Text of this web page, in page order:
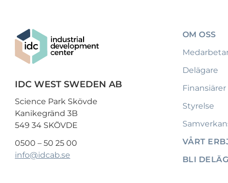
IDC WEST SWEDEN AB
Science Park Skövde
Kanikegränd 3B
549 34 SKÖVDE
0500 – 50 25 00
info@idcab.se
OM OSS
Delägare
Finansiärer
Styrelse
VÅRT
BLI